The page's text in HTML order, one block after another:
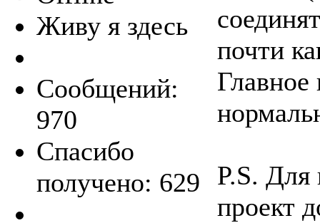
Живу я здесь
Сообщений:
970
Спасибо
получено: 629
почти
Главное
P.S. Для
проект